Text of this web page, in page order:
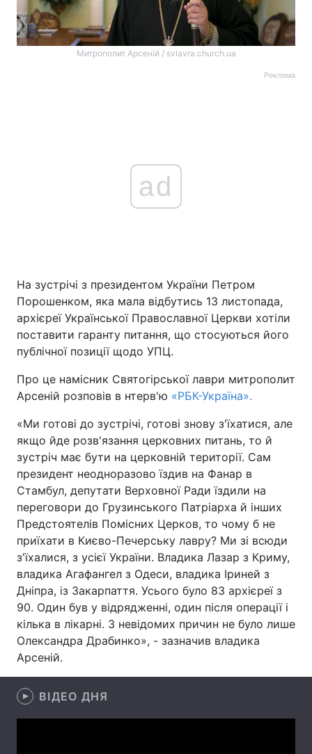
Головна Війна
Політика
Економіка
Спорт
Техно і зв'язок
Зброя Інциденти
Здоров'я Туризм
Цікавинки Погода
Екологія Регіони
Відео з Youtube
Інтерв'ю
Архів Вакансії
Митрополит Арсеній / svlavra.church.ua
Реклама
ad
На зустрічі з президентом України Петром
Порошенком, яка мала відбутись 13 листопада,
архієреї Української Православної Церкви хотіли
поставити гаранту питання, що стосуються його
публічної позиції щодо УПЦ.
Про це намісник Святогірської лаври митрополит
Арсеній розповів в нтерв'ю «РБК-Україна».
«Ми готові до зустрічі, готові знову з'їхатися, але
якщо йде розв'язання церковних питань, то й
зустріч має бути на церковній території. Сам
президент неодноразово їздив на Фанар в
Стамбул, депутати Верховної Ради їздили на
переговори до Грузинського Патріарха й інших
Предстоятелів Помісних Церков, то чому б не
приїхати в Києво-Печерську лавру? Ми зі всюди
з'їхалися, з усієї України. Владика Лазар з Криму,
владика Агафангел з Одеси, владика Іриней з
Дніпра, із Закарпаття. Усього було 83 архієреї з
90. Один був у відрядженні, один після операції і
кілька в лікарні. З невідомих причин не було лише
Олександра Драбинко», - зазначив владика
Арсеній.
ВІДЕО ДНЯ